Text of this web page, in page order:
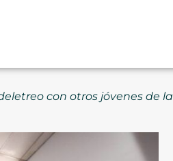
con otros jóvenes de la